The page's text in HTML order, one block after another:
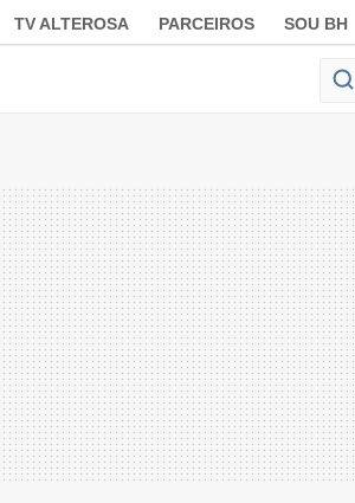
TV ALTEROSA PARCEIROS SOU BH